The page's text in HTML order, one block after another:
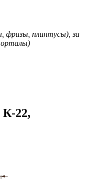
фризы, плинтусы), за
К-22,